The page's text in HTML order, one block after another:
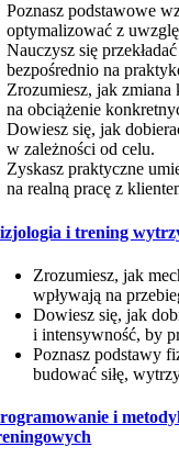
Poznasz podstawowe
optymalizować z
Nauczysz się
bezpośrednio na
Zrozumiesz, jak zmiana
na obciążenie
Dowiesz się, jak
w zależności od celu.
Zyskasz praktyczne
na realną pracę z
i trening
Zrozumiesz, jak
wpływają na
Dowiesz się, jak
i intensywność, by
Poznasz podstawy
budować siłę,
i